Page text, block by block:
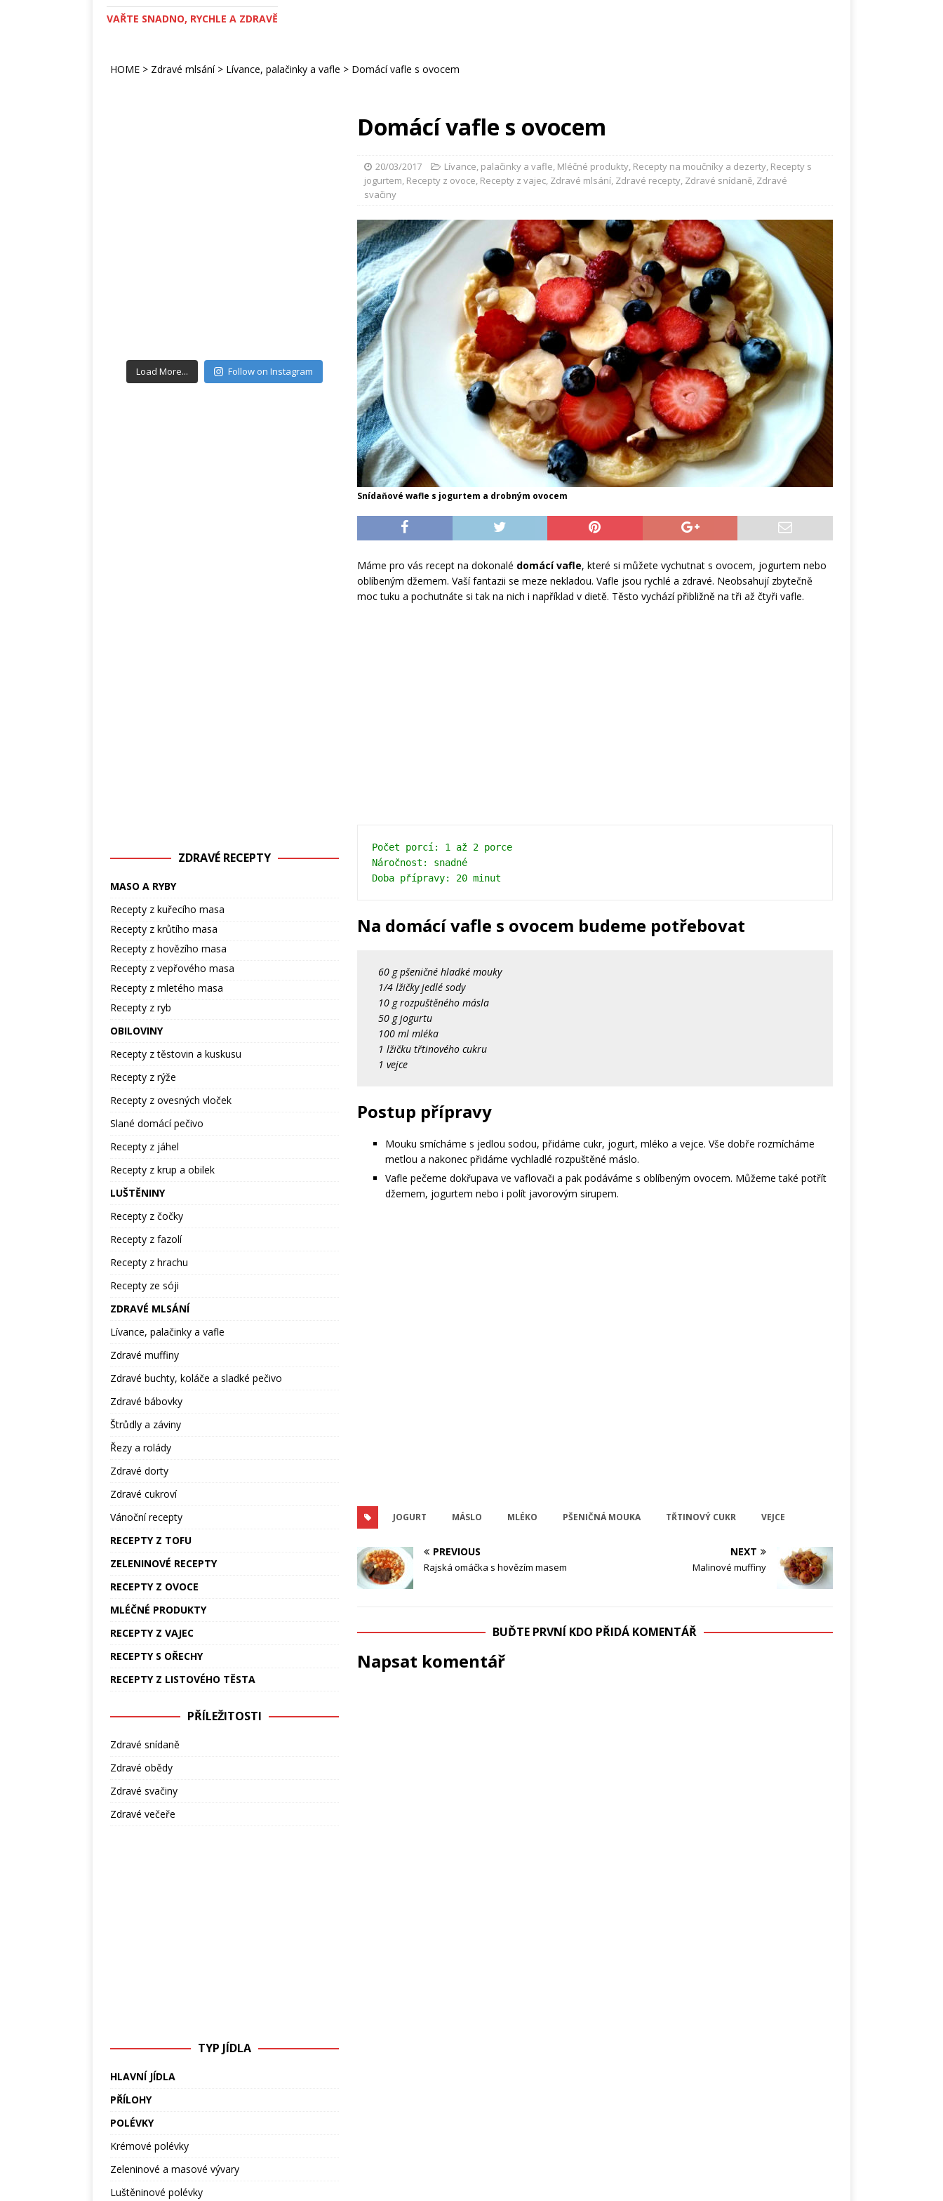
VAŘTE SNADNO, RYCHLE A ZDRAVĚ
HOME > Zdravé mlsání> Lívance, palačinky a vafle > Domácí vafle s ovocem
Domácí vafle s ovocem
20/03/2017 Lívance, palačinky a vafle, Mléčné produkty, Recepty na moučníky a dezerty, Recepty s
jogurtem, Recepty z ovoce, Recepty z vajec, Zdravé mlsání, Zdravé recepty, Zdravé snídaně, Zdravé
svačiny
Snídaňové wafle s jogurtem a drobným ovocem
Máme pro vás recept na dokonalé domácí vafle, které si můžete vychutnat s ovocem, jogurtem nebo
oblíbeným džemem. Vaší fantazii se meze nekladou. Vafle jsou rychlé a zdravé. Neobsahují zbytečně
moc tuku a pochutnáte si tak na nich i například v dietě. Těsto vychází přibližně na tři až čtyři vafle.
Počet porcí: 1 až 2 porce
Náročnost: snadné
Doba přípravy: 20 minut
Na domácí vafle s ovocem budeme potřebovat
60 g pšeničné hladké mouky
1/4 lžičky jedlé sody
10 g rozpuštěného másla
50 g jogurtu
100 ml mléka
1 lžičku třtinového cukru
1 vejce
Postup přípravy
Mouku smícháme s jedlou sodou, přidáme cukr, jogurt, mléko a vejce. Vše dobře rozmícháme
metlou a nakonec přidáme vychladlé rozpuštěné máslo.
Vafle pečeme dokřupava ve vaflovači a pak podáváme s oblíbeným ovocem. Můžeme také potřít
džemem, jogurtem nebo i polít javorovým sirupem.
JOGURT MÁSLO MLÉKO PŠENIČNÁ MOUKA TŘTINOVÝ CUKR VEJCE
PREVIOUS
Rajská omáčka s hovězím masem
NEXT
Malinové muffiny
BUĎTE PRVNÍ KDO PŘIDÁ KOMENTÁŘ
Napsat komentář
Load More... Follow on Instagram
ZDRAVÉ RECEPTY
MASO A RYBY
Recepty z kuřecího masa
Recepty z krůtího masa
Recepty z hovězího masa
Recepty z vepřového masa
Recepty z mletého masa
Recepty z ryb
OBILOVINY
Recepty z těstovin a kuskusu
Recepty z rýže
Recepty z ovesných vloček
Slané domácí pečivo
Recepty z jáhel
Recepty z krup a obilek
LUŠTĚNINY
Recepty z čočky
Recepty z fazolí
Recepty z hrachu
Recepty ze sóji
ZDRAVÉ MLSÁNÍ
Lívance, palačinky a vafle
Zdravé muffiny
Zdravé buchty, koláče a sladké pečivo
Zdravé bábovky
Štrůdly a záviny
Řezy a rolády
Zdravé dorty
Zdravé cukroví
Vánoční recepty
RECEPTY Z TOFU
ZELENINOVÉ RECEPTY
RECEPTY Z OVOCE
MLÉČNÉ PRODUKTY
RECEPTY Z VAJEC
RECEPTY S OŘECHY
RECEPTY Z LISTOVÉHO TĚSTA
PŘÍLEŽITOSTI
Zdravé snídaně
Zdravé obědy
Zdravé svačiny
Zdravé večeře
TYP JÍDLA
HLAVNÍ JÍDLA
PŘÍLOHY
POLÉVKY
Krémové polévky
Zeleninové a masové vývary
Luštěninové polévky